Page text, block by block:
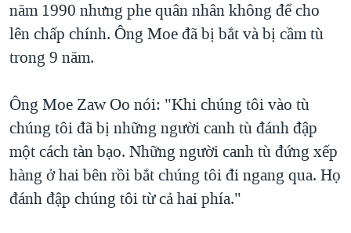
năm 1990 nhưng phe quân nhân không để cho
lên chấp chính. Ông Moe đã bị bắt và bị cầm tù
trong 9 năm.
Ông Moe Zaw Oo nói: "Khi chúng tôi vào tù
chúng tôi đã bị những người canh tù đánh đập
một cách tàn bạo. Những người canh tù đứng xếp
hàng ở hai bên rồi bắt chúng tôi đi ngang qua. Họ
đánh đập chúng tôi từ cả hai phía."